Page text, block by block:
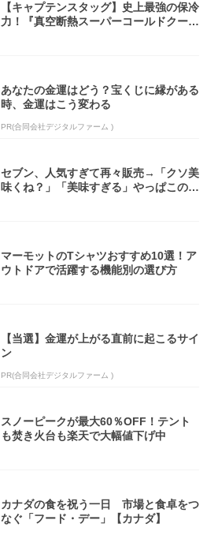
【キャプテンスタッグ】史上最強の保冷
力！『真空断熱スーパーコールドクーラ
あなたの金運はどう？宝くじに縁がある
時、金運はこう変わる
PR(合同会社デジタルファーム )
セブン、人気すぎて再々販売→「クソ美
味くね？」「美味すぎる」やっぱこのク
マーモットのTシャツおすすめ10選！ア
ウトドアで活躍する機能別の選び方
【当選】金運が上がる直前に起こるサイ
ン
PR(合同会社デジタルファーム )
スノーピークが最大60％OFF！テント
も焚き火台も楽天で大幅値下げ中
カナダの食を祝う一日 市場と食卓をつ
なぐ「フード・デー」【カナダ】